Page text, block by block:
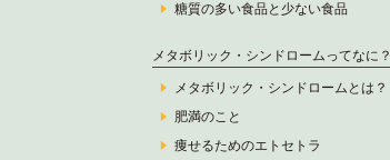
糖質の多い食品と少ない食品
メタボリック・シンドロームってなに？
メタボリック・シンドロームとは？
肥満のこと
痩せるためのエトセトラ